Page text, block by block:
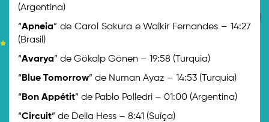
(Argentina)
“Apneia” de Carol Sakura e Walkir Fernandes – 14:27
(Brasil)
“Avarya” de Gökalp Gönen – 19:58 (Turquia)
“ Blue Tomorrow” de Numan Ayaz – 14:53 (Turquia)
“ Bon Appétit” de Pablo Polledri – 01:00 (Argentina)
“Circuit” de Delia Hess – 8:41 (Suíça)